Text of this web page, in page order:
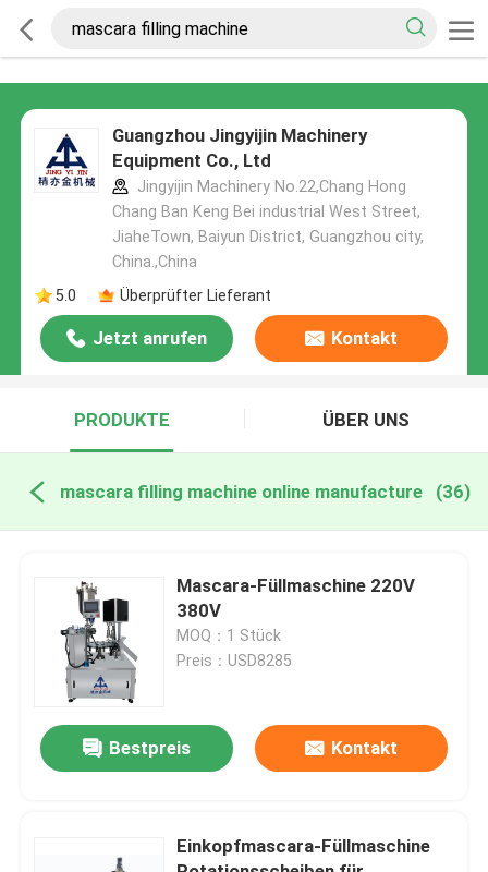
Guangzhou Jingyijin Machinery
Equipment Co., Ltd
Jingyijin Machinery No.22,Chang Hong
Chang Ban Keng Bei industrial West Street,
JiaheTown, Baiyun District, Guangzhou city,
China.,China
5.0
Überprüfter Lieferant
Jetzt anrufen Kontakt
PRODUKTE ÜBER UNS
mascara filling machine online manufacture (36)
Mascara-Füllmaschine 220V
380V
MOQ：1 Stück
Preis：USD8285
Bestpreis Kontakt
Einkopfmascara-Füllmaschine